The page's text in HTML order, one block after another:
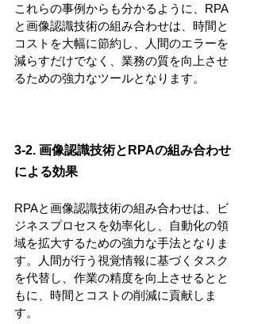
これらの事例からも分かるように、RPA
と画像認識技術の組み合わせは、時間と
コストを大幅に節約し、人間のエラーを
減らすだけでなく、業務の質を向上させ
るための強力なツールとなります。
3-2. 画像認識技術とRPAの組み合わせ
による効果
RPAと画像認識技術の組み合わせは、ビ
ジネスプロセスを効率化し、自動化の領
域を拡大するための強力な手法となりま
す。人間が行う視覚情報に基づくタスク
を代替し、作業の精度を向上させるとと
もに、時間とコストの削減に貢献しま
す。